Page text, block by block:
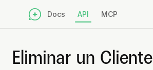
Docs API MCP
Eliminar un Cliente